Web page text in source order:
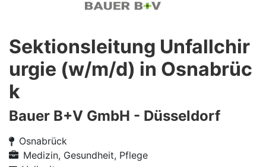
Sektionsleitung Unfallchir
urgie (w/m/d) in Osnabrüc
k
Bauer B+V GmbH - Düsseldorf
Osnabrück
Medizin, Gesundheit, Pflege